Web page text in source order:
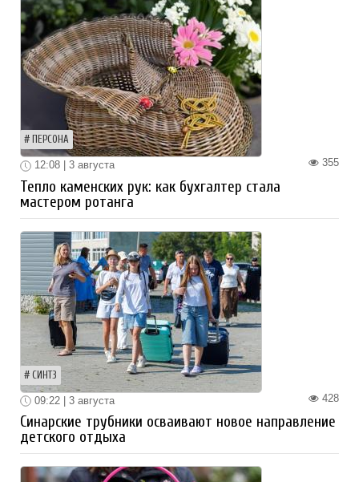
ПЕРСОНА
355
12:08 | 3 августа
Тепло каменских рук: как бухгалтер стала
мастером ротанга
СИНТЗ
428
09:22 | 3 августа
Синарские трубники осваивают новое направление
детского отдыха